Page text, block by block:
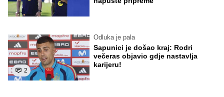
2
Odluka je pala
Sapunici je došao kraj: Rodri
večeras objavio gdje nastavlja
karijeru!